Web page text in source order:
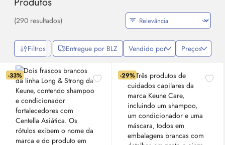
(290 resultados)
Filtros Entregue por BLZ Vendido por Preços
-33% -29%